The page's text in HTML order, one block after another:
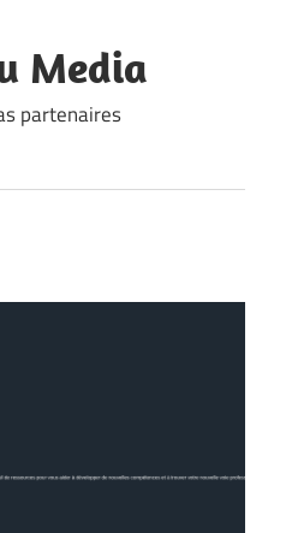
Media
partenaires